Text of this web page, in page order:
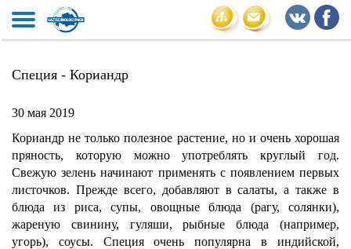
Специя - Кориандр
30 мая 2019
Кориандр не только полезное растение, но и очень хорошая
пряность, которую можно употреблять круглый год.
Свежую зелень начинают применять с появлением первых
листочков. Прежде всего, добавляют в салаты, а также в
блюда из риса, супы, овощные блюда (рагу, солянки),
жареную свинину, гуляши, рыбные блюда (например,
угорь), соусы. Специя очень популярна в индийской,